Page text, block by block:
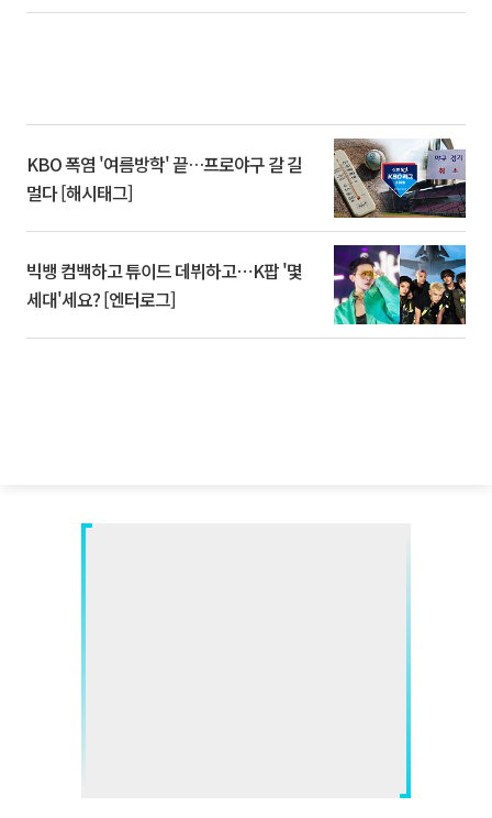
KBO 폭염 '여름방학' 끝…프로야구 갈 길
멀다 [해시태그]
빅뱅 컴백하고 튜이드 데뷔하고⋯K팝 '몇
세대'세요? [엔터로그]